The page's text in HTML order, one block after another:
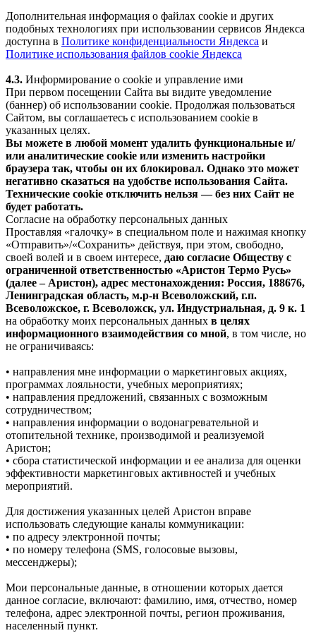
Дополнительная информация о файлах cookie и других
подобных технологиях при использовании сервисов Яндекса
доступна в Политике конфиденциальности Яндекса и
Политике использования файлов cookie Яндекса
4.3. Информирование о cookie и управление ими
При первом посещении Сайта вы видите уведомление
(баннер) об использовании cookie. Продолжая пользоваться
Сайтом, вы соглашаетесь с использованием cookie в
указанных целях.
Вы можете в любой момент удалить функциональные и/
или аналитические cookie или изменить настройки
браузера так, чтобы он их блокировал. Однако это может
негативно сказаться на удобстве использования Сайта.
Технические cookie отключить нельзя — без них Сайт не
будет работать.
Согласие на обработку персональных данных
Проставляя «галочку» в специальном поле и нажимая кнопку
«Отправить»/«Сохранить» действуя, при этом, свободно,
своей волей и в своем интересе, даю согласие Обществу с
ограниченной ответственностью «Аристон Термо Русь»
(далее – Аристон), адрес местонахождения: Россия, 188676,
Ленинградская область, м.р-н Всеволожский, г.п.
Всеволожское, г. Всеволожск, ул. Индустриальная, д. 9 к. 1
на обработку моих персональных данных в целях
информационного взаимодействия со мной, в том числе, но
не ограничиваясь:
• направления мне информации о маркетинговых акциях,
программах лояльности, учебных мероприятиях;
• направления предложений, связанных с возможным
сотрудничеством;
• направления информации о водонагревательной и
отопительной технике, производимой и реализуемой
Аристон;
• сбора статистической информации и ее анализа для оценки
эффективности маркетинговых активностей и учебных
мероприятий.
Для достижения указанных целей Аристон вправе
использовать следующие каналы коммуникации:
• по адресу электронной почты;
• по номеру телефона (SMS, голосовые вызовы,
мессенджеры);
Мои персональные данные, в отношении которых дается
данное согласие, включают: фамилию, имя, отчество, номер
телефона, адрес электронной почты, регион проживания,
населенный пункт.